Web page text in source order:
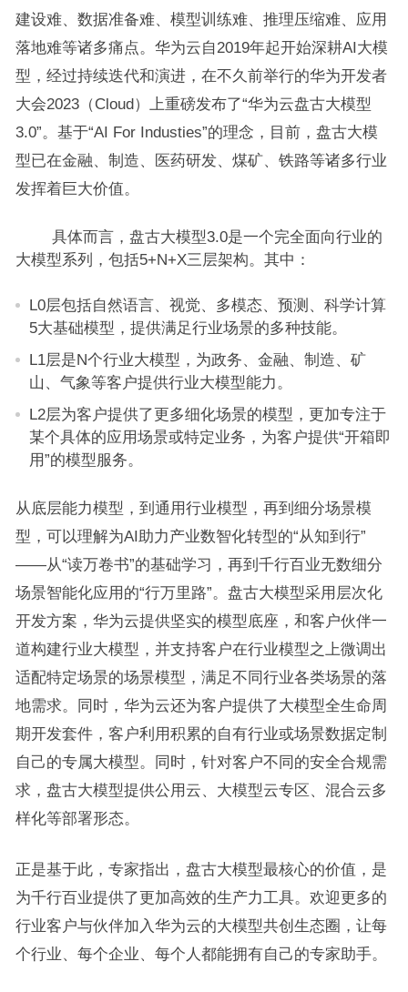
建设难、数据准备难、模型训练难、推理压缩难、应用
落地难等诸多痛点。华为云自2019年起开始深耕AI大模
型，经过持续迭代和演进，在不久前举行的华为开发者
大会2023（Cloud）上重磅发布了“华为云盘古大模型
3.0”。基于“AI For Industies”的理念，目前，盘古大模
型已在金融、制造、医药研发、煤矿、铁路等诸多行业
发挥着巨大价值。
具体而言，盘古大模型3.0是一个完全面向行业的
大模型系列，包括5+N+X三层架构。其中：
L0层包括自然语言、视觉、多模态、预测、科学计算
5大基础模型，提供满足行业场景的多种技能。
L1层是N个行业大模型，为政务、金融、制造、矿
山、气象等客户提供行业大模型能力。
L2层为客户提供了更多细化场景的模型，更加专注于
某个具体的应用场景或特定业务，为客户提供“开箱即
用”的模型服务。
从底层能力模型，到通用行业模型，再到细分场景模
型，可以理解为AI助力产业数智化转型的“从知到行”
——从“读万卷书”的基础学习，再到千行百业无数细分
场景智能化应用的“行万里路”。盘古大模型采用层次化
开发方案，华为云提供坚实的模型底座，和客户伙伴一
道构建行业大模型，并支持客户在行业模型之上微调出
适配特定场景的场景模型，满足不同行业各类场景的落
地需求。同时，华为云还为客户提供了大模型全生命周
期开发套件，客户利用积累的自有行业或场景数据定制
自己的专属大模型。同时，针对客户不同的安全合规需
求，盘古大模型提供公用云、大模型云专区、混合云多
样化等部署形态。
正是基于此，专家指出，盘古大模型最核心的价值，是
为千行百业提供了更加高效的生产力工具。欢迎更多的
行业客户与伙伴加入华为云的大模型共创生态圈，让每
个行业、每个企业、每个人都能拥有自己的专家助手。